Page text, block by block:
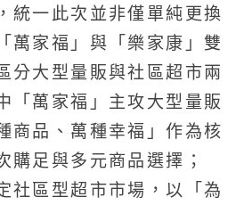
統一此次並非僅單純更換
萬家福」與「樂家康」雙
分大型量販與社區超市兩
「萬家福」主攻大型量販
商品、萬種幸福」作為核
購足與多元商品選擇；
社區型超市市場，以「為